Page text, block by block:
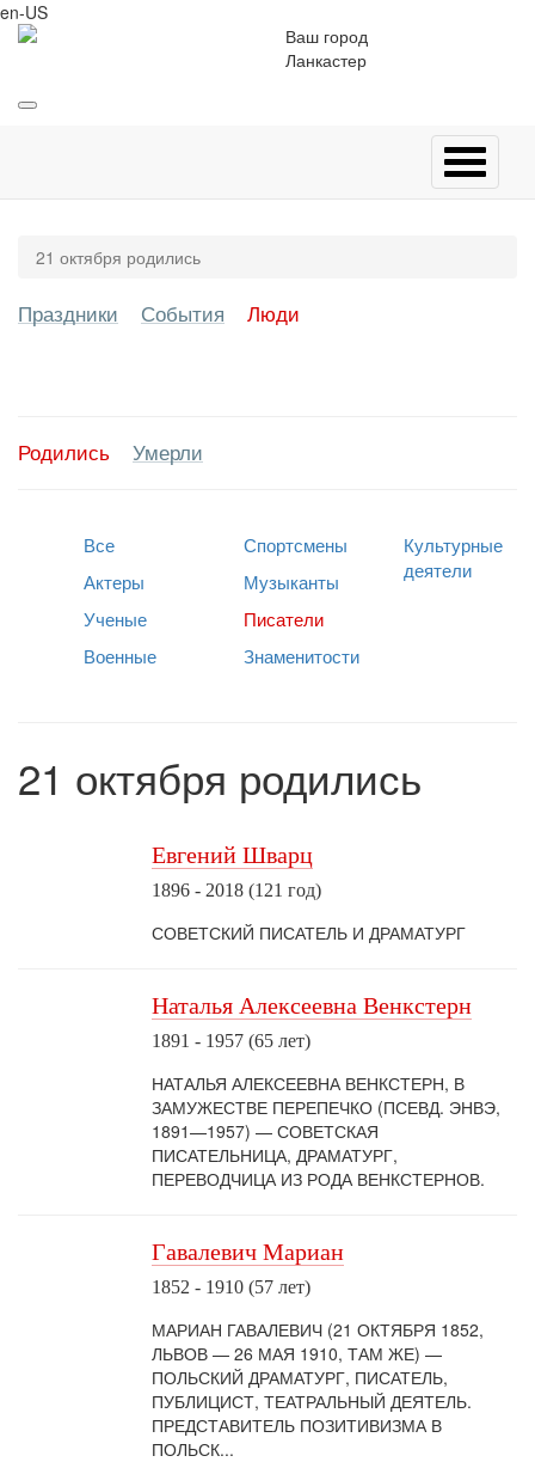
en-US
Ваш город
Ланкастер
21 октября родились
Праздники События Люди
Родились Умерли
Все
Актеры
Ученые
Военные
Спортсмены
Музыканты
Писатели
Знаменитости
Культурные
деятели
21 октября родились
Евгений Шварц
1896 - 2018 (121 год)
СОВЕТСКИЙ ПИСАТЕЛЬ И ДРАМАТУРГ
Наталья Алексеевна Венкстерн
1891 - 1957 (65 лет)
НАТАЛЬЯ АЛЕКСЕЕВНА ВЕНКСТЕРН, В
ЗАМУЖЕСТВЕ ПЕРЕПЕЧКО (ПСЕВД. ЭНВЭ,
1891—1957) — СОВЕТСКАЯ
ПИСАТЕЛЬНИЦА, ДРАМАТУРГ,
ПЕРЕВОДЧИЦА ИЗ РОДА ВЕНКСТЕРНОВ.
Гавалевич Мариан
1852 - 1910 (57 лет)
МАРИАН ГАВАЛЕВИЧ (21 ОКТЯБРЯ 1852,
ЛЬВОВ — 26 МАЯ 1910, ТАМ ЖЕ) —
ПОЛЬСКИЙ ДРАМАТУРГ, ПИСАТЕЛЬ,
ПУБЛИЦИСТ, ТЕАТРАЛЬНЫЙ ДЕЯТЕЛЬ.
ПРЕДСТАВИТЕЛЬ ПОЗИТИВИЗМА В
ПОЛЬСК...